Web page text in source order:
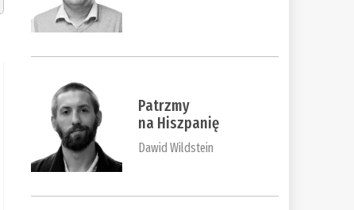
Patrzmy
na Hiszpanię
Dawid Wildstein